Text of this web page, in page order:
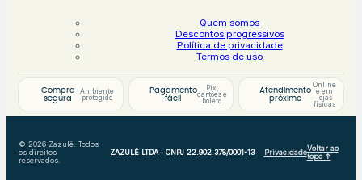
Quem somos
Descontos progressivos
Política de privacidade
Termos de uso
Compra
segura
Ambiente
protegido
Pagamento
fácil
Pix,
cartões e
boleto
Atendimento
próximo
Online
e em
lojas
físicas
© 2026 Zazulê. Todos
os direitos
reservados.
ZAZULÊ LTDA · CNPJ 22.902.378/0001-13 PrivacidadeVoltar ao
topo ↑